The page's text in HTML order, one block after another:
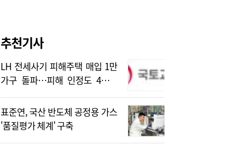
추천기사
LH 전세사기 피해주택 매입 1만
가구 돌파…피해 인정도 4만건
넘어
표준연, 국산 반도체 공정용 가스
'품질평가 체계' 구축